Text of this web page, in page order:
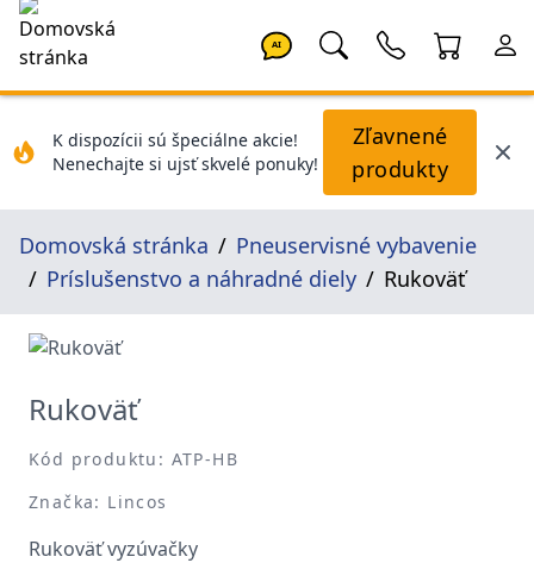
AI
K dispozícii sú špeciálne akcie!
Nenechajte si ujsť skvelé ponuky!
Zľavnené
produkty
Domovská stránka
Pneuservisné vybavenie
Príslušenstvo a náhradné diely
Rukoväť
Rukoväť
Kód produktu: ATP-HB
Značka: Lincos
Rukoväť vyzúvačky